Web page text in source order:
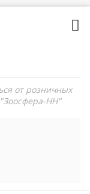
от розничных
НН"